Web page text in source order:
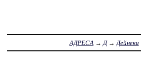
АДРЕСА → Д→ Дейнеки